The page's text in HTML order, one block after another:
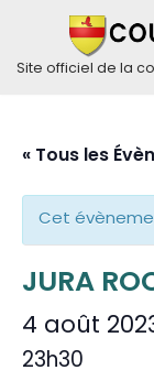
Aller
Site officiel de la
« Tous les
Cet
JURA
4 août
23h30